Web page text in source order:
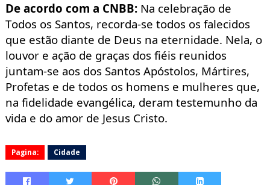
De acordo com a CNBB: Na celebração de
Todos os Santos, recorda-se todos os falecidos
que estão diante de Deus na eternidade. Nela, o
louvor e ação de graças dos fiéis reunidos
juntam-se aos dos Santos Apóstolos, Mártires,
Profetas e de todos os homens e mulheres que,
na fidelidade evangélica, deram testemunho da
vida e do amor de Jesus Cristo.
Pagina: Cidade